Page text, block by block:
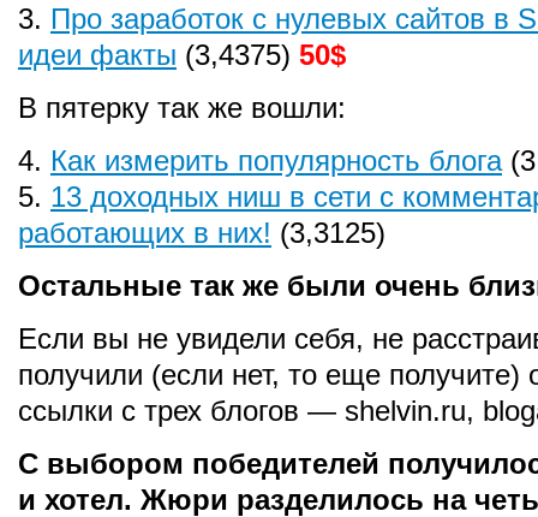
3. Про заработок с нулевых сайтов в
идеи факты (3,4375) 50$
В пятерку так же вошли:
4. Как измерить популярность блога
5. 13 доходных ниш в сети с
работающих в них! (3,3125)
Остальные так же были очень
Если вы не увидели себя, не
получили (если нет, то еще получите)
ссылки с трех блогов — shelvin.ru,
С выбором победителей
и хотел. Жюри разделилось на